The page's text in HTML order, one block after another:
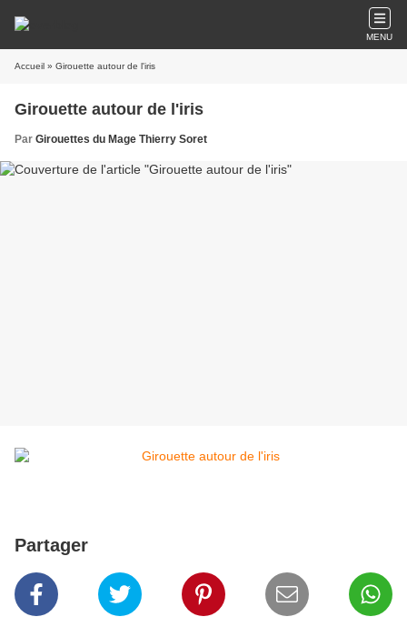
MENU
Accueil » Girouette autour de l'iris
Girouette autour de l'iris
Par Girouettes du Mage Thierry Soret
Partager